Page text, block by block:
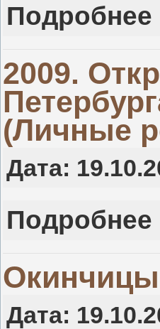
Подробнее
2009.
(Личные
Дата:
Подробнее
Окинчицы
Дата: